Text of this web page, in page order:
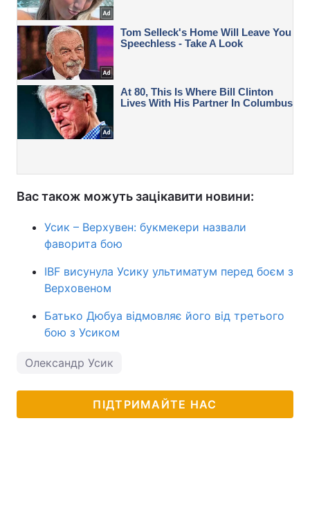
Вас також можуть зацікавити новини:
Усик – Верхувен: букмекери назвали
фаворита бою
IBF висунула Усику ультиматум перед боєм з
Верховеном
Батько Дюбуа відмовляє його від третього
бою з Усиком
Олександр Усик
ПІДТРИМАЙТЕ НАС